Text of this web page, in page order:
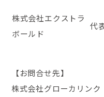
株式会社エクストラ
ボールド
代
【お問合せ先】
株式会社グローカリン